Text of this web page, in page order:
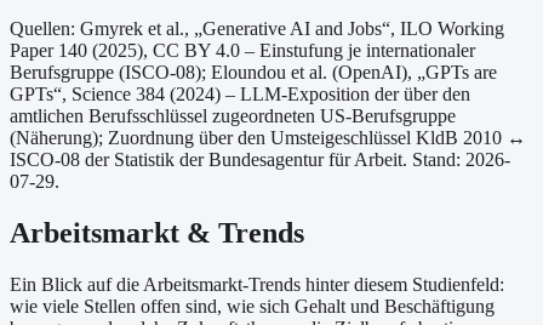
Quellen: Gmyrek et al., „Generative AI and Jobs“, ILO Working
Paper 140 (2025), CC BY 4.0 – Einstufung je internationaler
Berufsgruppe (ISCO-08); Eloundou et al. (OpenAI), „GPTs are
GPTs“, Science 384 (2024) – LLM-Exposition der über den
amtlichen Berufsschlüssel zugeordneten US-Berufsgruppe
(Näherung); Zuordnung über den Umsteigeschlüssel KldB 2010 ↔
ISCO-08 der Statistik der Bundesagentur für Arbeit. Stand: 2026-
07-29.
Arbeitsmarkt & Trends
Ein Blick auf die Arbeitsmarkt-Trends hinter diesem Studienfeld:
wie viele Stellen offen sind, wie sich Gehalt und Beschäftigung